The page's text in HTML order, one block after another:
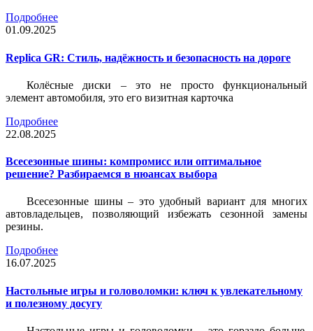
Подробнее
01.09.2025
Replica GR: Стиль, надёжность и безопасность на дороге
Колёсные диски – это не просто функциональный
элемент автомобиля, это его визитная карточка
Подробнее
22.08.2025
Всесезонные шины: компромисс или оптимальное
решение? Разбираемся в нюансах выбора
Всесезонные шины – это удобный вариант для многих
автовладельцев, позволяющий избежать сезонной замены
резины.
Подробнее
16.07.2025
Настольные игры и головоломки: ключ к увлекательному
и полезному досугу